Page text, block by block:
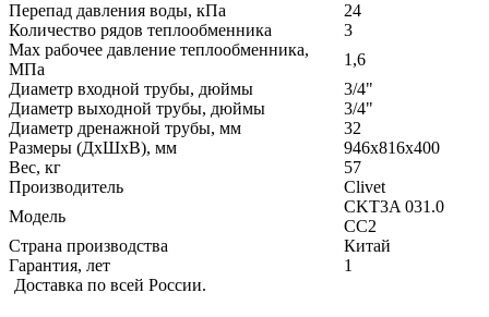
Перепад давления воды, кПа
24
Количество рядов теплообменника
3
Max рабочее давление теплообменника,
МПа
1,6
Диаметр входной трубы, дюймы
3/4"
Диаметр выходной трубы, дюймы
3/4"
Диаметр дренажной трубы, мм
32
Размеры (ДхШхВ), мм
946x816x400
Вес, кг
57
Производитель
Clivet
Модель
CKT3A 031.0
CC2
Страна производства
Китай
Гарантия, лет
1
Доставка по всей России.